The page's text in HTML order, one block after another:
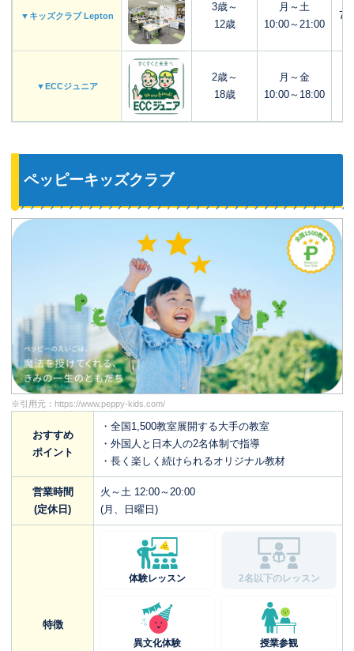
▼キッズクラブ Lepton
3歳～
12歳
月～土
10:00～21:00
▼ECCジュニア
2歳～
18歳
月～金
10:00～18:00
ペッピーキッズクラブ
※引用元： https://www.peppy-kids.com/
おすすめ
ポイント
・全国1,500教室展開する大手の教室
・外国人と日本人の2名体制で指導
・長く楽しく続けられるオリジナル教材
営業時間
(定休日)
火～土 12:00～20:00
(月、日曜日)
特徴
体験レッスン 2名以下のレッスン
異文化体験 授業参観